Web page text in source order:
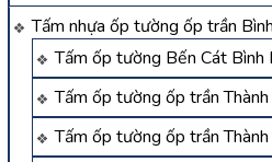
Tấm nhựa ốp tường ốp trần
Tấm ốp tường Bến Cát Bình
Tấm ốp tường ốp trần
Tấm ốp tường ốp trần